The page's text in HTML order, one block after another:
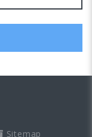
Sitemap